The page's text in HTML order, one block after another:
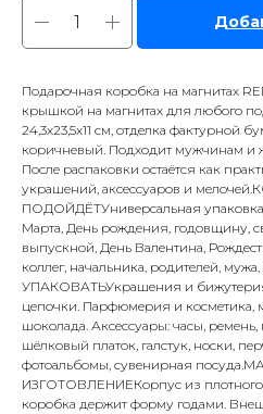
Подарочная коробка на магнитах
крышкой на магнитах для любого
24,3х23,5х11 см, отделка фактурной
коричневый. Подходит мужчинам и
После распаковки остаётся как
украшений, аксессуаров и
ПОДОЙДЁТУниверсальная
Марта, День рождения, годовщину,
выпускной, День Валентина,
коллег, начальника, родителей,
УПАКОВАТЬУкрашения и бижутерия:
цепочки. Парфюмерия и косметика,
шоколада. Аксессуары: часы, ремень,
шёлковый платок, галстук, носки,
фотоальбомы, сувенирная
ИЗГОТОВЛЕНИЕКорпус из плотного
коробка держит форму годами.